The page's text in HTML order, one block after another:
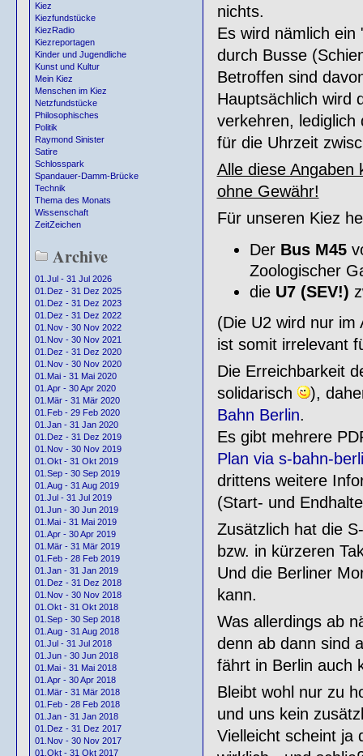
Kiez
Kiezfundstücke
KiezRadio
Kiezreportagen
Kinder und Jugendliche
Kunst und Kultur
Mein Kiez
Menschen im Kiez
Netzfundstücke
Philosophisches
Politik
Raymond Sinister
Satire
Schlosspark
Spandauer-Damm-Brücke
Technik
Thema des Monats
Wissenschaft
ZeitZeichen
Archive
01.Jul - 31 Jul 2026
01.Dez - 31 Dez 2025
01.Dez - 31 Dez 2023
01.Dez - 31 Dez 2022
01.Nov - 30 Nov 2022
01.Nov - 30 Nov 2021
01.Dez - 31 Dez 2020
01.Nov - 30 Nov 2020
01.Mai - 31 Mai 2020
01.Apr - 30 Apr 2020
01.Mär - 31 Mär 2020
01.Feb - 29 Feb 2020
01.Jan - 31 Jan 2020
01.Dez - 31 Dez 2019
01.Nov - 30 Nov 2019
01.Okt - 31 Okt 2019
01.Sep - 30 Sep 2019
01.Aug - 31 Aug 2019
01.Jul - 31 Jul 2019
01.Jun - 30 Jun 2019
01.Mai - 31 Mai 2019
01.Apr - 30 Apr 2019
01.Mär - 31 Mär 2019
01.Feb - 28 Feb 2019
01.Jan - 31 Jan 2019
01.Dez - 31 Dez 2018
01.Nov - 30 Nov 2018
01.Okt - 31 Okt 2018
01.Sep - 30 Sep 2018
01.Aug - 31 Aug 2018
01.Jul - 31 Jul 2018
01.Jun - 30 Jun 2018
01.Mai - 31 Mai 2018
01.Apr - 30 Apr 2018
01.Mär - 31 Mär 2018
01.Feb - 28 Feb 2018
01.Jan - 31 Jan 2018
01.Dez - 31 Dez 2017
01.Nov - 30 Nov 2017
01.Okt - 31 Okt 2017
nichts.
Es wird nämlich ein
durch Busse
Betroffen sind
Hauptsächlich wird
verkehren, lediglich
für die Uhrzeit
Alle diese Angaben
ohne Gewähr!
Für unseren Kiez
Der Bus M45
Zoologischer
die U7 (SEV!)
(Die U2 wird nur im
ist somit irrelevant
Die Erreichbarkeit
solidarisch
),
Bahn Berlin.
Es gibt mehrere
Plan via s-bahn-
drittens weitere
(Start- und
Zusätzlich hat die
bzw. in kürzeren
Und die Berliner
kann.
Was allerdings ab
denn ab dann sind
fährt in Berlin auch
Bleibt wohl nur zu
und uns kein
Vielleicht scheint ja